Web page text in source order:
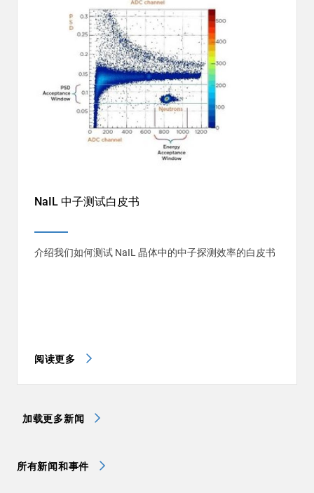
NaIL 中子测试白皮书
介绍我们如何测试 NaIL 晶体中的中子探测效率的白皮书
阅读更多
加载更多新闻
所有新闻和事件